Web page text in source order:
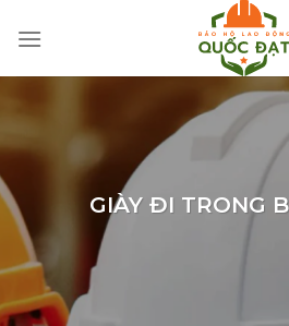
GIÀY ĐI TRONG